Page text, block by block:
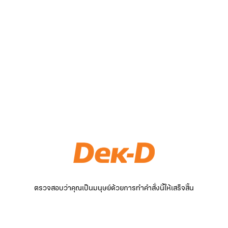
ตรวจสอบว่าคุณเป็นมนุษย์ด้วยการทำคำสั่งนี้ให้เสร็จสิ้น